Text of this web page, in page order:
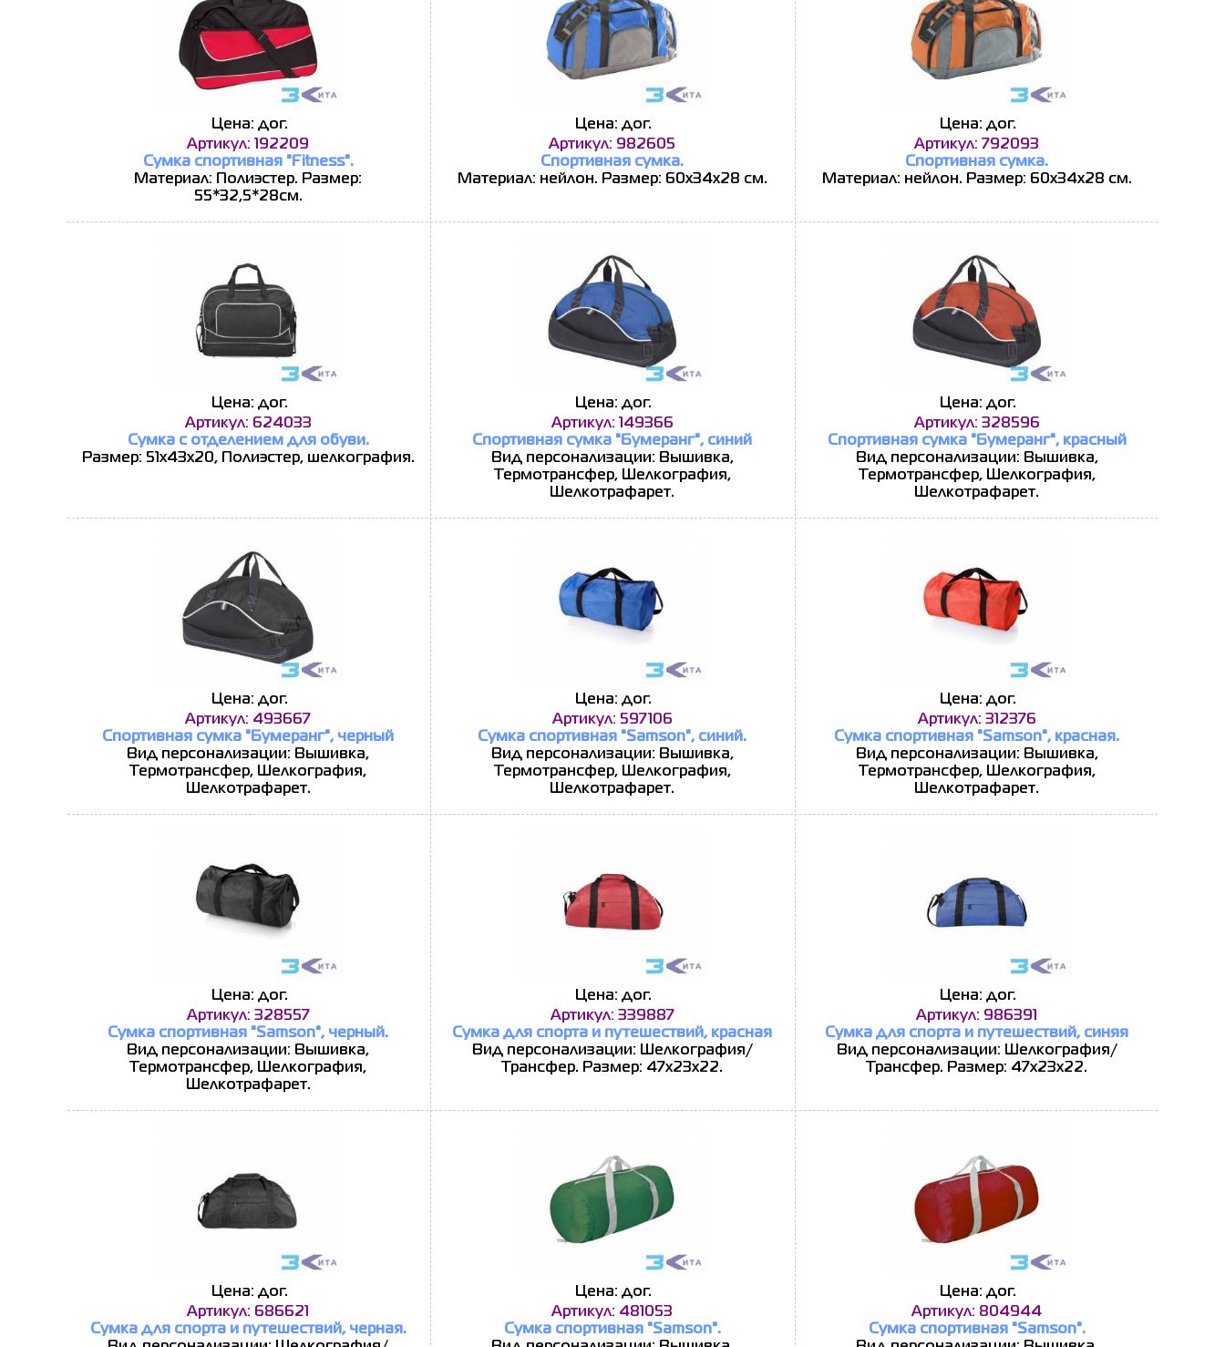
Цена: дог.
Артикул: 192209
Сумка спортивная "Fitness".
Материал: Полиэстер. Размер:
55*32,5*28см.
Цена: дог.
Артикул: 982605
Спортивная сумка.
Материал: нейлон. Размер: 60х34х28 см.
Цена: дог.
Артикул: 792093
Спортивная сумка.
Материал: нейлон. Размер: 60х34х28 см.
Цена: дог.
Артикул: 624033
Сумка с отделением для обуви.
Размер: 51х43х20, Полиэстер, шелкография.
Цена: дог.
Артикул: 149366
Спортивная сумка "Бумеранг", синий
Вид персонализации: Вышивка,
Термотрансфер, Шелкография,
Шелкотрафарет.
Цена: дог.
Артикул: 328596
Спортивная сумка "Бумеранг", красный
Вид персонализации: Вышивка,
Термотрансфер, Шелкография,
Шелкотрафарет.
Цена: дог.
Артикул: 493667
Спортивная сумка "Бумеранг", черный
Вид персонализации: Вышивка,
Термотрансфер, Шелкография,
Шелкотрафарет.
Цена: дог.
Артикул: 597106
Сумка спортивная "Samson", синий.
Вид персонализации: Вышивка,
Термотрансфер, Шелкография,
Шелкотрафарет.
Цена: дог.
Артикул: 312376
Сумка спортивная "Samson", красная.
Вид персонализации: Вышивка,
Термотрансфер, Шелкография,
Шелкотрафарет.
Цена: дог.
Артикул: 328557
Сумка спортивная "Samson", черный.
Вид персонализации: Вышивка,
Термотрансфер, Шелкография,
Шелкотрафарет.
Цена: дог.
Артикул: 339887
Сумка для спорта и путешествий, красная
Вид персонализации: Шелкография/
Трансфер. Размер: 47x23x22.
Цена: дог.
Артикул: 986391
Сумка для спорта и путешествий, синяя
Вид персонализации: Шелкография/
Трансфер. Размер: 47x23x22.
Цена: дог.
Артикул: 686621
Сумка для спорта и путешествий, черная.
Цена: дог.
Артикул: 481053
Сумка спортивная "Samson".
Цена: дог.
Артикул: 804944
Сумка спортивная "Samson".